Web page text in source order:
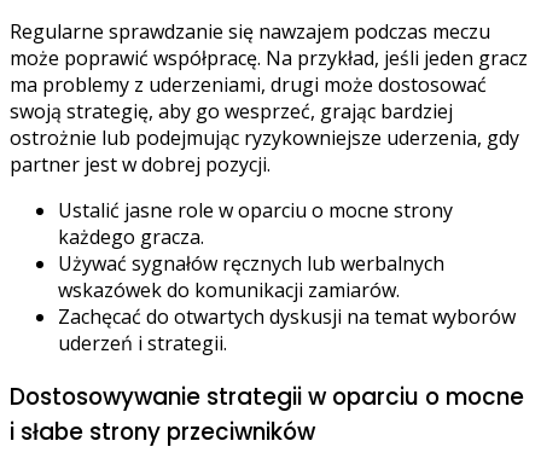
Regularne sprawdzanie się nawzajem podczas meczu
może poprawić współpracę. Na przykład, jeśli jeden gracz
ma problemy z uderzeniami, drugi może dostosować
swoją strategię, aby go wesprzeć, grając bardziej
ostrożnie lub podejmując ryzykowniejsze uderzenia, gdy
partner jest w dobrej pozycji.
Ustalić jasne role w oparciu o mocne strony
każdego gracza.
Używać sygnałów ręcznych lub werbalnych
wskazówek do komunikacji zamiarów.
Zachęcać do otwartych dyskusji na temat wyborów
uderzeń i strategii.
Dostosowywanie strategii w oparciu o mocne
i słabe strony przeciwników